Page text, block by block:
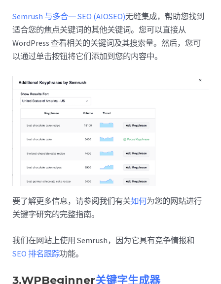
Semrush 与多合一 SEO (AIOSEO)无缝集成，帮助您找到
适合您的焦点关键词的其他关键词。您可以直接从
WordPress 查看相关的关键词及其搜索量。然后，您可
以通过单击按钮将它们添加到您的内容中。
要了解更多信息，请参阅我们有关如何为您的网站进行
关键字研究的完整指南。
我们在网站上使用 Semrush，因为它具有竞争情报和
SEO 排名跟踪功能。
3.WPBeginner关键字生成器